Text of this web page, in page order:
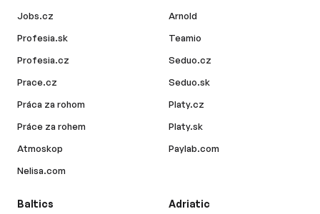
Jobs.cz
Profesia.sk
Profesia.cz
Prace.cz
Práca za rohom
Práce za rohem
Atmoskop
Nelisa.com
Arnold
Teamio
Seduo.cz
Seduo.sk
Platy.cz
Platy.sk
Paylab.com
Baltics Adriatic